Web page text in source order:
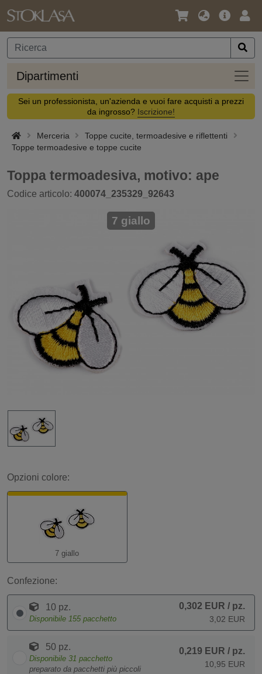
Lingua
Valuta
Offerta
Dipartimenti
Sei un professionista, un'azienda e vuoi fare acquisti a prezzi
da ingrosso? Iscrizione!
Merceria
Toppe cucite, termoadesive e riflettenti
Toppe termoadesive e toppe cucite
Toppa termoadesiva, motivo: ape
Codice articolo: 400074_235329_92643
7 giallo
Opzioni colore:
7 giallo
Confezione:
10 pz.
Disponibile 155 pacchetto
0,302 EUR / pz.
3,02 EUR
50 pz.
Disponibile 31 pacchetto
preparato da pacchetti più piccoli
0,219 EUR / pz.
10,95 EUR